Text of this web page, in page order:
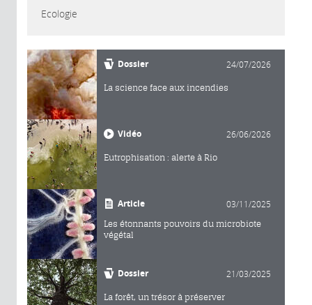
Ecologie
Dossier 24/07/2026
La science face aux incendies
Vidéo 26/06/2026
Eutrophisation : alerte à Rio
Article 03/11/2025
Les étonnants pouvoirs du microbiote
végétal
Dossier 21/03/2025
La forêt, un trésor à préserver